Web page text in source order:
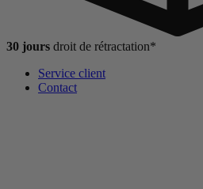
30 jours droit de rétractation*
Service client
Contact